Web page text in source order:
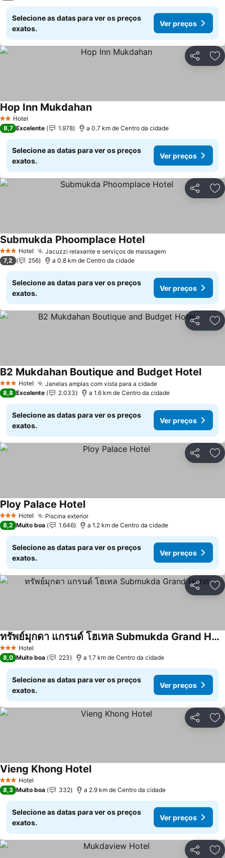
Selecione as datas para ver os preços
exatos.
Ver preços
Partilhar
2 Estrelas
Hotel
Hop Inn MukdahanVer preços
8,7 Excelente 1.978 a 0.7 km de Centro da cidade
Selecione as datas para ver os preços
exatos.
Ver preços
Partilhar
3 EstrelasHotel Jacuzzi relaxante e serviços de massagemVer preços
Submukda Phoomplace HotelVer preços
7,2 256 a 0.8 km de Centro da cidade
Selecione as datas para ver os preços
exatos.
Ver preços
Partilhar
3 EstrelasHotel Janelas amplas com vista para a cidadeVer preços
B2 Mukdahan Boutique and Budget HotelVer
8,8 Excelente 2.033 a 1.6 km de Centro da cidade
Selecione as datas para ver os preços
exatos.
Ver preços
Partilhar
3 EstrelasHotel Piscina exteriorVer preços
Ploy Palace HotelVer preços
8,2 Muito boa 1.646 a 1.2 km de Centro da cidade
Selecione as datas para ver os preços
exatos.
Ver preços
Partilhar
3 EstrelasHotel
ทรัพย์มุกดา แกรนด์ โฮเทล Submukda Grand Hotel
Ver preços
8,0 Muito boa 223 a 1.7 km de Centro da cidade
Selecione as datas para ver os preços
exatos.
Ver preços
Partilhar
3 EstrelasHotel
Vieng Khong HotelVer preços
8,3 Muito boa 332 a 2.9 km de Centro da cidade
Selecione as datas para ver os preços
exatos.
Ver preços
Partilhar